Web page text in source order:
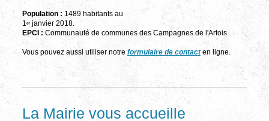
Population : 1489 habitants au
1 erjanvier 2018.
EPCI : Communauté de communes des Campagnes de l'Artois
Vous pouvez aussi utiliser notre formulaire de contact en ligne.
La Mairie vous accueille